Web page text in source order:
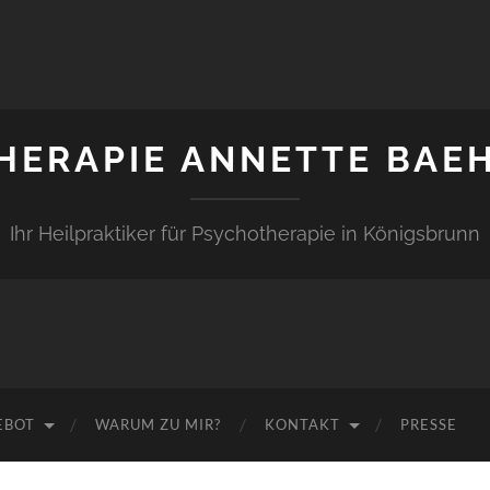
ANNETTE
Ihr Heilpraktiker für Psychotherapie in Königsbrunn
WARUM ZU MIR? KONTAKT PRESSE